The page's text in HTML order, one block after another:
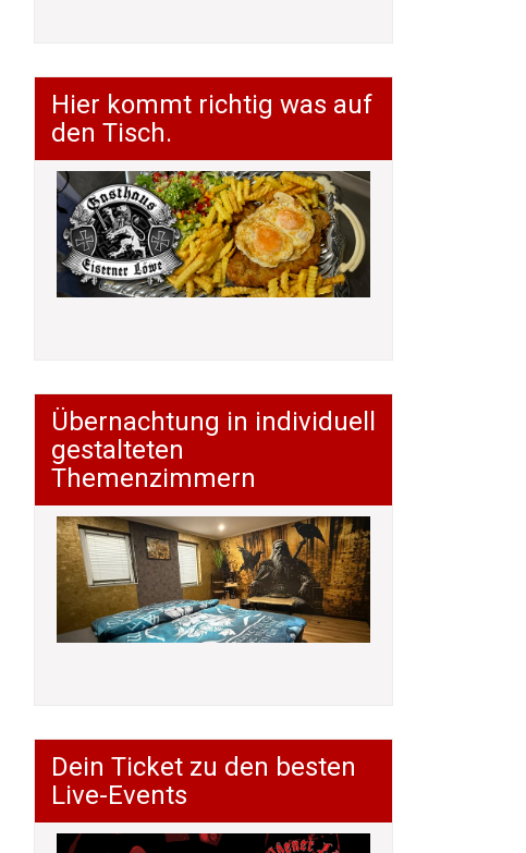
Hier kommt richtig was auf
den Tisch.
Übernachtung in individuell
gestalteten
Themenzimmern
Dein Ticket zu den besten
Live-Events